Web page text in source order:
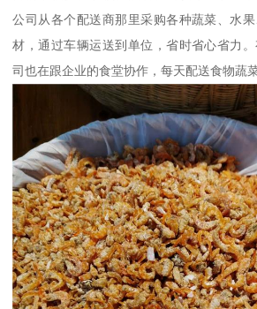
公司从各个配送商那里采购各种蔬菜、水
材，通过车辆运送到单位，省时省心省力
司也在跟企业的食堂协作，每天配送食物蔬菜